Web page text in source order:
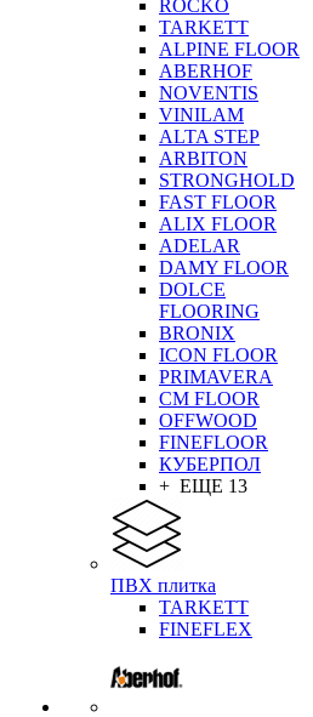
ROCKO
TARKETT
ALPINE FLOOR
ABERHOF
NOVENTIS
VINILAM
ALTA STEP
ARBITON
STRONGHOLD
FAST FLOOR
ALIX FLOOR
ADELAR
DAMY FLOOR
DOLCE
FLOORING
BRONIX
ICON FLOOR
PRIMAVERA
CM FLOOR
OFFWOOD
FINEFLOOR
КУБЕРПОЛ
+ ЕЩЕ 13
ПВХ плитка
TARKETT
FINEFLEX